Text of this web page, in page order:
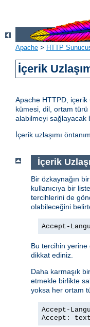
Apache > HTTP
İçerik
Apache HTTPD, içerik
kümesi, dil, ortam türü
alabilmeyi sağlayacak
İçerik uzlaşımı
İçerik
Bir özkaynağın
kullanıcıya bir
tercihlerini de
olabileceğini
Accept-
Bu tercihin yerine
dikkat ediniz.
Daha karmaşık
etmekle birlikte
yoksa her ortam
Accept-
Accept: